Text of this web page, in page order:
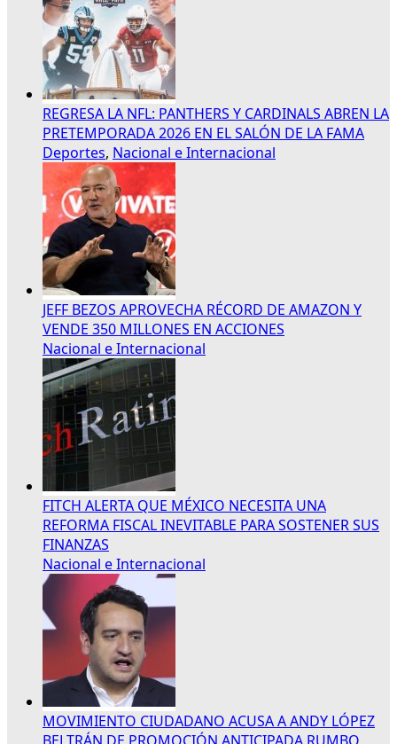
REGRESA LA NFL: PANTHERS Y CARDINALS ABREN LA
PRETEMPORADA 2026 EN EL SALÓN DE LA FAMA
Deportes, Nacional e Internacional
JEFF BEZOS APROVECHA RÉCORD DE AMAZON Y
VENDE 350 MILLONES EN ACCIONES
Nacional e Internacional
FITCH ALERTA QUE MÉXICO NECESITA UNA
REFORMA FISCAL INEVITABLE PARA SOSTENER SUS
FINANZAS
Nacional e Internacional
MOVIMIENTO CIUDADANO ACUSA A ANDY LÓPEZ